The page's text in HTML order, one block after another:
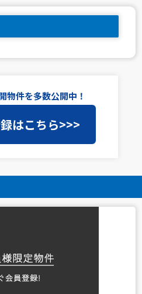
物件を多数公開中！
はこちら>>>